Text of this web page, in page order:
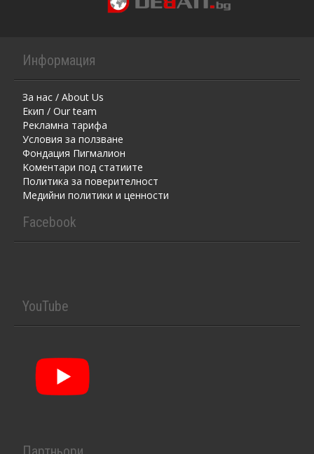
Информация
За нас / About Us
Екип / Our team
Рекламна тарифа
Условия за ползване
Фондация Пигмалион
Kоментaри под статиите
Политика за поверителност
Медийни политики и ценности
Facebook
YouTube